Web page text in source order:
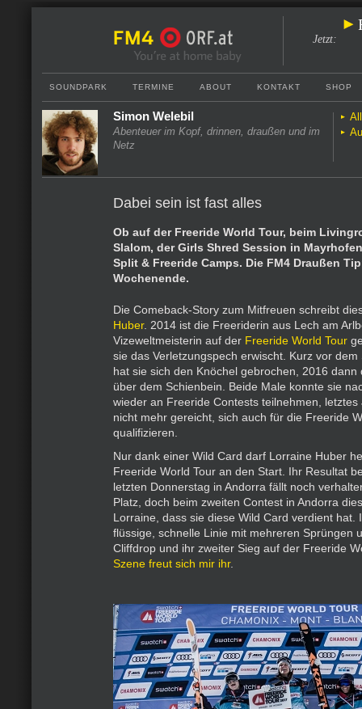
Jetzt:
SOUNDPARK TERMINE ABOUT KONTAKT SHOP
Simon Welebil
Abenteuer im Kopf, drinnen, draußen und im
Netz
Dabei sein ist fast alles
Ob auf der Freeride World Tour, beim
Slalom, der Girls Shred Session in
Split & Freeride Camps. Die FM4 Draußen
Wochenende.
Die Comeback-Story zum Mitfreuen schreibt
Huber. 2014 ist die Freeriderin aus Lech am
Vizeweltmeisterin auf der Freeride World Tour
sie das Verletzungspech erwischt. Kurz vor
hat sie sich den Knöchel gebrochen, 2016 dann
über dem Schienbein. Beide Male konnte sie
wieder an Freeride Contests teilnehmen,
nicht mehr gereicht, sich auch für die Freeride
qualifizieren.
Nur dank einer Wild Card darf Lorraine Huber
Freeride World Tour an den Start. Ihr Resultat
letzten Donnerstag in Andorra fällt noch
Platz, doch beim zweiten Contest in Andorra
Lorraine, dass sie diese Wild Card verdient hat.
flüssige, schnelle Linie mit mehreren Sprüngen
Cliffdrop und ihr zweiter Sieg auf der Freeride
Szene freut sich mir ihr.